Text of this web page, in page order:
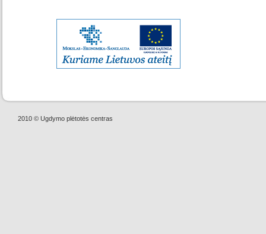
2010 © Ugdymo plėtotės centras